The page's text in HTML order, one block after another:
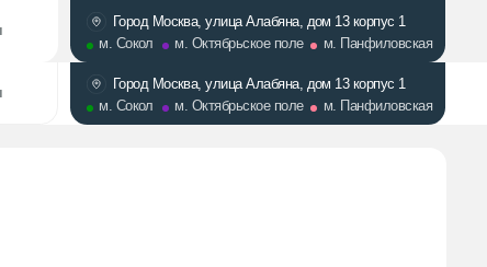
Город Москва, улица Алабяна, дом 13 корпус 1
м. Сокол
м. Октябрьское поле м. Панфиловская
Город Москва, улица Алабяна, дом 13 корпус 1
м. Октябрьское поле м. Панфиловская